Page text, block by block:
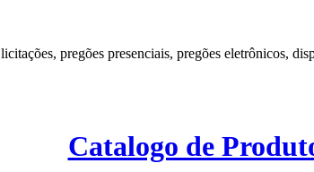
pregões presenciais, pregões eletrônicos,
Catalogo de